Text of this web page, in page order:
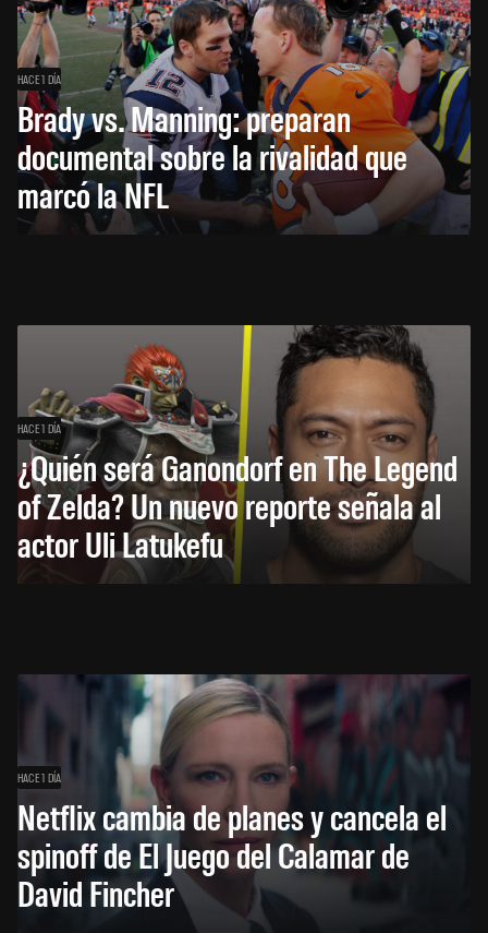
HACE 1 DÍA
Brady vs. Manning: preparan
documental sobre la rivalidad que
marcó la NFL
HACE 1 DÍA
¿Quién será Ganondorf en The Legend
of Zelda? Un nuevo reporte señala al
actor Uli Latukefu
HACE 1 DÍA
Netflix cambia de planes y cancela el
spinoff de El Juego del Calamar de
David Fincher